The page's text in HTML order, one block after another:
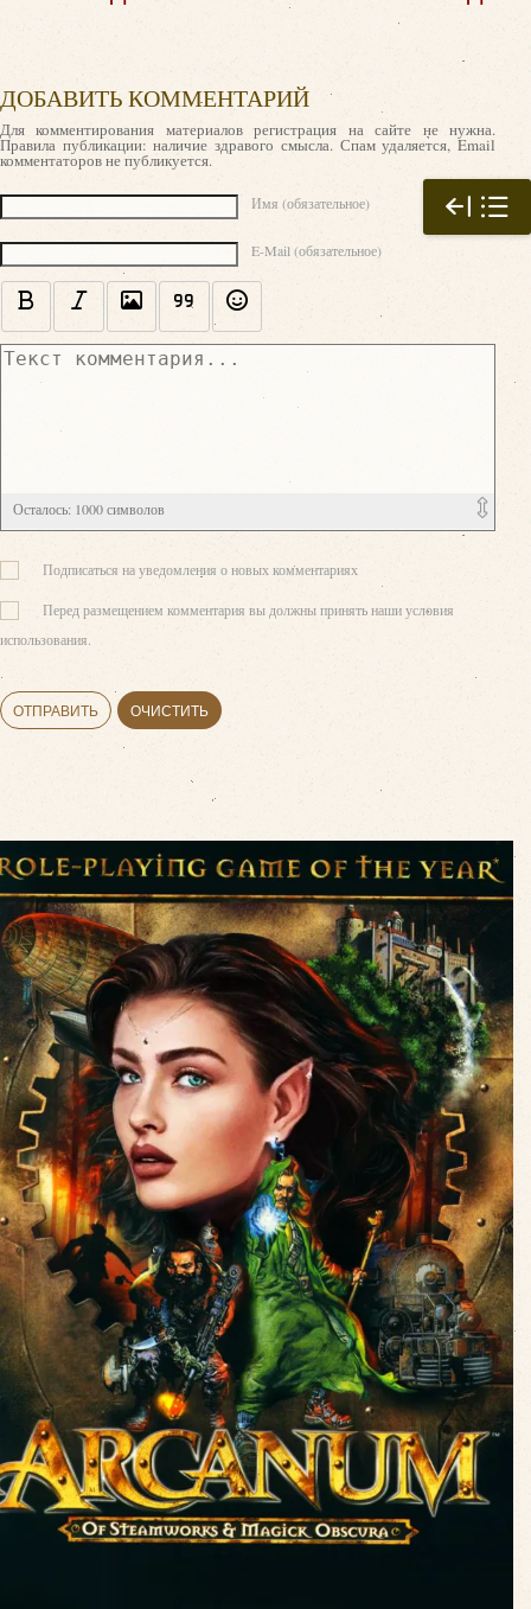
ДОБАВИТЬ КОММЕНТАРИЙ
Для комментирования материалов регистрация на сайте не нужна.
Правила публикации: наличие здравого смысла. Спам удаляется, Email
комментаторов не публикуется.
Имя (обязательное)
E-Mail (обязательное)
Текст комментария
Осталось: 1000символов
Подписаться на уведомления о новых комментариях
Перед размещением комментария вы должны принять наши условия
использования.
ОТПРАВИТЬ ОЧИСТИТЬ